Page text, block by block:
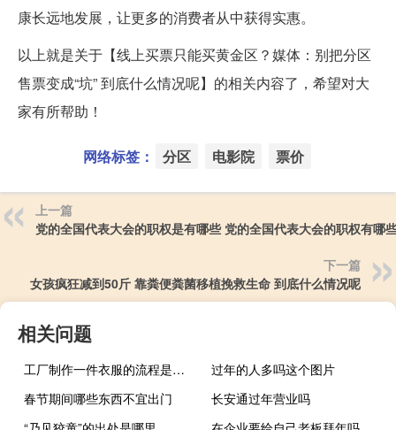
康长远地发展，让更多的消费者从中获得实惠。
以上就是关于【线上买票只能买黄金区？媒体：别把分区
售票变成“坑” 到底什么情况呢】的相关内容了，希望对大
家有所帮助！
网络标签： 分区 电影院 票价
上一篇
党的全国代表大会的职权是有哪些 党的全国代表大会的职权有哪
下一篇
女孩疯狂减到50斤 靠粪便粪菌移植挽救生命 到底什么情况呢
相关问题
工厂制作一件衣服的流程是怎么样的？如何设计爆款衣服？
过年的人多吗这个图片
春节期间哪些东西不宜出门
长安通过年营业吗